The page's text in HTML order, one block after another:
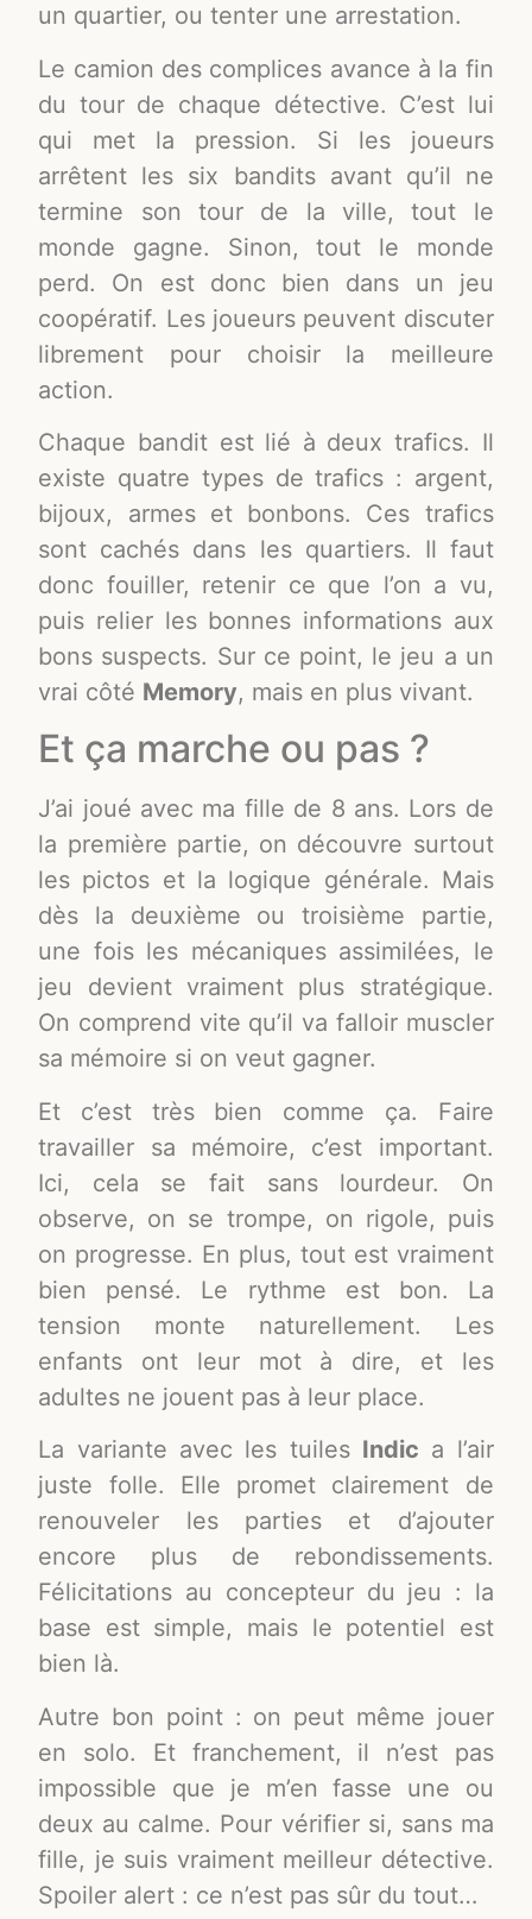
un quartier, ou tenter une arrestation.
Le camion des complices avance à la fin
du tour de chaque détective. C’est lui
qui met la pression. Si les joueurs
arrêtent les six bandits avant qu’il ne
termine son tour de la ville, tout le
monde gagne. Sinon, tout le monde
perd. On est donc bien dans un jeu
coopératif. Les joueurs peuvent discuter
librement pour choisir la meilleure
action.
Chaque bandit est lié à deux trafics. Il
existe quatre types de trafics : argent,
bijoux, armes et bonbons. Ces trafics
sont cachés dans les quartiers. Il faut
donc fouiller, retenir ce que l’on a vu,
puis relier les bonnes informations aux
bons suspects. Sur ce point, le jeu a un
vrai côté Memory, mais en plus vivant.
Et ça marche ou pas ?
J’ai joué avec ma fille de 8 ans. Lors de
la première partie, on découvre surtout
les pictos et la logique générale. Mais
dès la deuxième ou troisième partie,
une fois les mécaniques assimilées, le
jeu devient vraiment plus stratégique.
On comprend vite qu’il va falloir muscler
sa mémoire si on veut gagner.
Et c’est très bien comme ça. Faire
travailler sa mémoire, c’est important.
Ici, cela se fait sans lourdeur. On
observe, on se trompe, on rigole, puis
on progresse. En plus, tout est vraiment
bien pensé. Le rythme est bon. La
tension monte naturellement. Les
enfants ont leur mot à dire, et les
adultes ne jouent pas à leur place.
La variante avec les tuiles Indic a l’air
juste folle. Elle promet clairement de
renouveler les parties et d’ajouter
encore plus de rebondissements.
Félicitations au concepteur du jeu : la
base est simple, mais le potentiel est
bien là.
Autre bon point : on peut même jouer
en solo. Et franchement, il n’est pas
impossible que je m’en fasse une ou
deux au calme. Pour vérifier si, sans ma
fille, je suis vraiment meilleur détective.
Spoiler alert : ce n’est pas sûr du tout…